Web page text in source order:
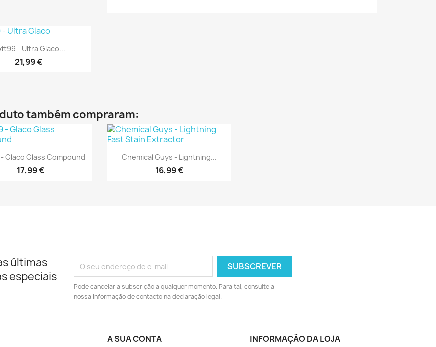
Vista rápida
- Ultra Glaco...
21,99 €
também compraram:
Vista rápida
Glaco Glass Compound
17,99 €
Vista rápida
Chemical Guys - Lightning...
16,99 €
últimas
especiais
Pode cancelar a subscrição a qualquer momento. Para tal, consulte a
nossa informação de contacto na declaração legal.
A SUA CONTA INFORMAÇÃO DA LOJA